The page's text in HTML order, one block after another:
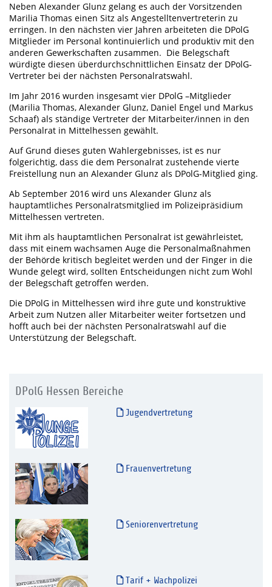
Neben Alexander Glunz gelang es auch der Vorsitzenden
Marilia Thomas einen Sitz als Angestelltenvertreterin zu
erringen. In den nächsten vier Jahren arbeiteten die DPolG
Mitglieder im Personal kontinuierlich und produktiv mit den
anderen Gewerkschaften zusammen. Die Belegschaft
würdigte diesen überdurchschnittlichen Einsatz der DPolG-
Vertreter bei der nächsten Personalratswahl.
Im Jahr 2016 wurden insgesamt vier DPolG –Mitglieder
(Marilia Thomas, Alexander Glunz, Daniel Engel und Markus
Schaaf) als ständige Vertreter der Mitarbeiter/innen in den
Personalrat in Mittelhessen gewählt.
Auf Grund dieses guten Wahlergebnisses, ist es nur
folgerichtig, dass die dem Personalrat zustehende vierte
Freistellung nun an Alexander Glunz als DPolG-Mitglied ging.
Ab September 2016 wird uns Alexander Glunz als
hauptamtliches Personalratsmitglied im Polizeipräsidium
Mittelhessen vertreten.
Mit ihm als hauptamtlichen Personalrat ist gewährleistet,
dass mit einem wachsamen Auge die Personalmaßnahmen
der Behörde kritisch begleitet werden und der Finger in die
Wunde gelegt wird, sollten Entscheidungen nicht zum Wohl
der Belegschaft getroffen werden.
Die DPolG in Mittelhessen wird ihre gute und konstruktive
Arbeit zum Nutzen aller Mitarbeiter weiter fortsetzen und
hofft auch bei der nächsten Personalratswahl auf die
Unterstützung der Belegschaft.
DPolG Hessen Bereiche
Jugendvertretung
Frauenvertretung
Seniorenvertretung
Tarif + Wachpolizei